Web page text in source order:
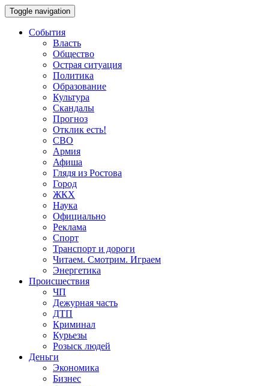
Toggle navigation
События
Власть
Общество
Острая ситуация
Политика
Образование
Культура
Скандалы
Прогноз
Отклик есть!
СВО
Армия
Афиша
Глядя из Ростова
Город
ЖКХ
Наука
Официально
Реклама
Спорт
Транспорт и дороги
Читаем. Смотрим. Играем
Энергетика
Происшествия
ЧП
Дежурная часть
ДТП
Криминал
Курьезы
Розыск людей
Деньги
Экономика
Бизнес